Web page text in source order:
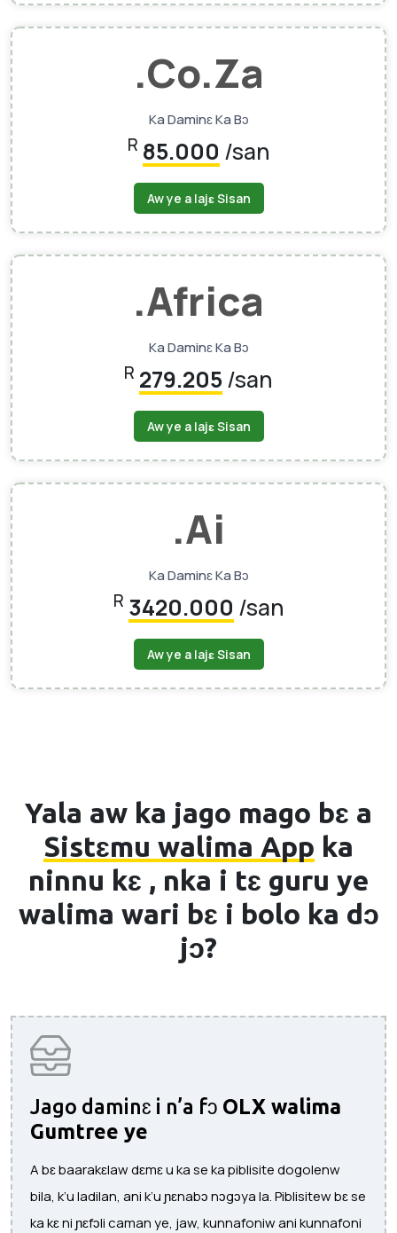
.co.za
Ka Daminɛ Ka Bɔ
R 85.000 /san
Aw ye a lajɛ Sisan
.africa
Ka Daminɛ Ka Bɔ
R 279.205/san
Aw ye a lajɛ Sisan
.ai
Ka Daminɛ Ka Bɔ
R 3420.000 /san
Aw ye a lajɛ Sisan
Yala aw ka jago mago bɛ a
Sistɛmu walima App ka
ninnu kɛ , nka i tɛ guru ye
walima wari bɛ i bolo ka dɔ
jɔ?
Jago daminɛ i n’a fɔ OLX walima
Gumtree ye
A bɛ baarakɛlaw dɛmɛ u ka se ka piblisite dogolenw
bila, k’u ladilan, ani k’u ɲɛnabɔ nɔgɔya la. Piblisitew bɛ se
ka kɛ ni ɲɛfɔli caman ye, jaw, kunnafoniw ani kunnafoni